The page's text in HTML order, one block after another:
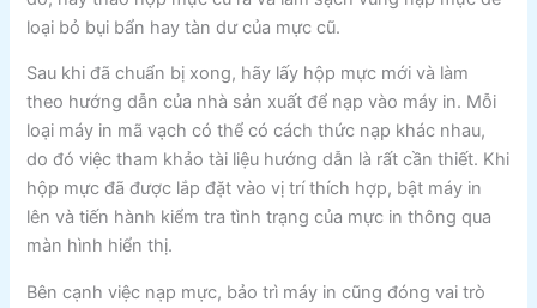
loại bỏ bụi bẩn hay tàn dư của mực cũ.
Sau khi đã chuẩn bị xong, hãy lấy hộp mực mới và làm
theo hướng dẫn của nhà sản xuất để nạp vào máy in. Mỗi
loại máy in mã vạch có thể có cách thức nạp khác nhau,
do đó việc tham khảo tài liệu hướng dẫn là rất cần thiết. Khi
hộp mực đã được lắp đặt vào vị trí thích hợp, bật máy in
lên và tiến hành kiểm tra tình trạng của mực in thông qua
màn hình hiển thị.
Bên cạnh việc nạp mực, bảo trì máy in cũng đóng vai trò